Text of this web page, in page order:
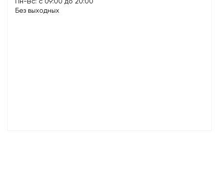
Без выходных